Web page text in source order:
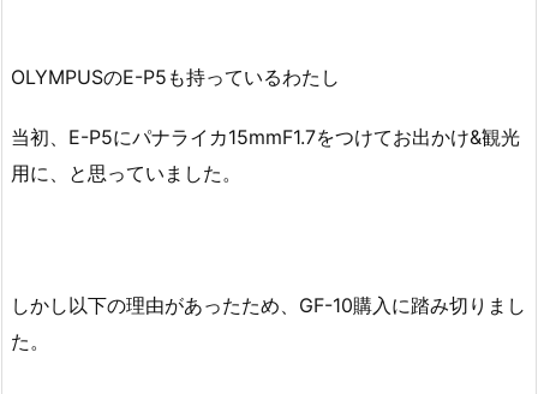
OLYMPUSのE-P5も持っているわたし
当初、E-P5にパナライカ15mmF1.7をつけてお出かけ&観光
用に、と思っていました。
しかし以下の理由があったため、GF-10購入に踏み切りまし
た。